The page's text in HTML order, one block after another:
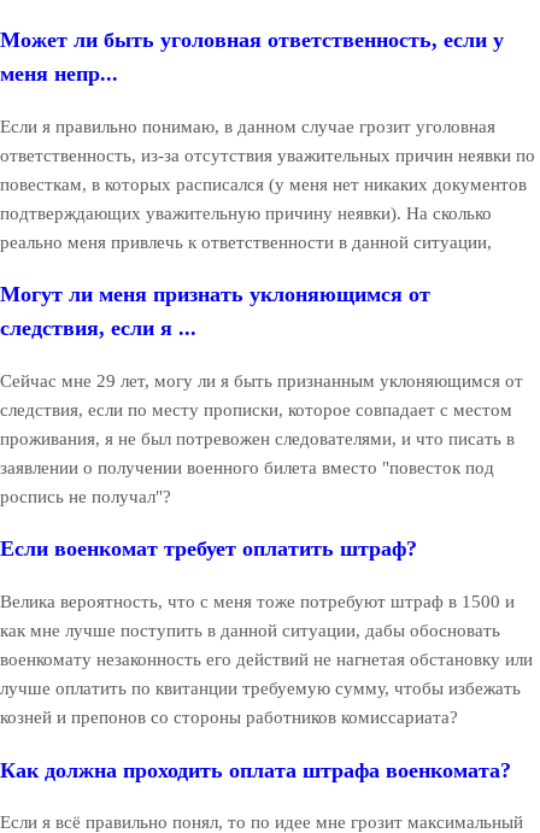
Может ли быть уголовная ответственность, если у
меня непр...
Если я правильно понимаю, в данном случае грозит уголовная
ответственность, из-за отсутствия уважительных причин неявки по
повесткам, в которых расписался (у меня нет никаких документов
подтверждающих уважительную причину неявки). На сколько
реально меня привлечь к ответственности в данной ситуации,
Могут ли меня признать уклоняющимся от
следствия, если я ...
Сейчас мне 29 лет, могу ли я быть признанным уклоняющимся от
следствия, если по месту прописки, которое совпадает с местом
проживания, я не был потревожен следователями, и что писать в
заявлении о получении военного билета вместо "повесток под
роспись не получал"?
Если военкомат требует оплатить штраф?
Велика вероятность, что с меня тоже потребуют штраф в 1500 и
как мне лучше поступить в данной ситуации, дабы обосновать
военкомату незаконность его действий не нагнетая обстановку или
лучше оплатить по квитанции требуемую сумму, чтобы избежать
козней и препонов со стороны работников комиссариата?
Как должна проходить оплата штрафа военкомата?
Если я всё правильно понял, то по идее мне грозит максимальный